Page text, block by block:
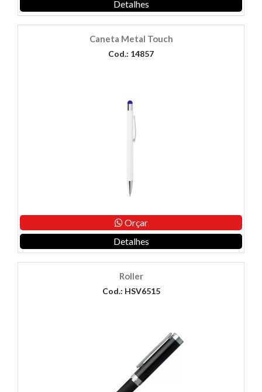
Detalhes
Caneta Metal Touch
Cod.: 14857
Orçar
Detalhes
Roller
Cod.: HSV6515